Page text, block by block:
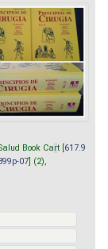
Book Cart [ 617.9
07 ] (2),